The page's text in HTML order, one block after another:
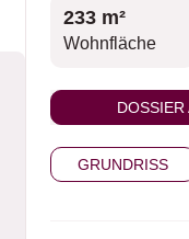
233 m²
Wohnfläche
DOSSIER
GRUNDRISS